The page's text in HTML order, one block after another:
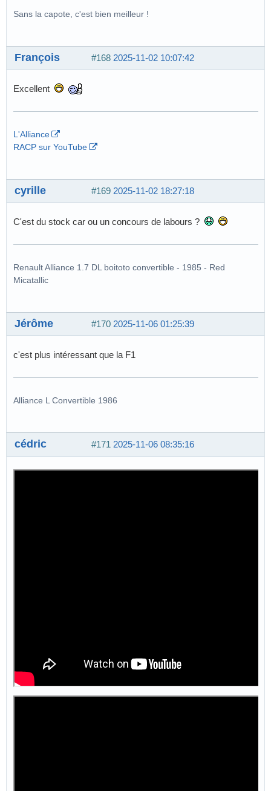
Sans la capote, c'est bien meilleur !
#168 2025-11-02 10:07:42
François
Excellent
L'Alliance
RACP sur YouTube
#169 2025-11-02 18:27:18
cyrille
C'est du stock car ou un concours de labours ?
Renault Alliance 1.7 DL boitoto convertible - 1985 - Red
Micatallic
#170 2025-11-06 01:25:39
Jérôme
c'est plus intéressant que la F1
Alliance L Convertible 1986
#171 2025-11-06 08:35:16
cédric